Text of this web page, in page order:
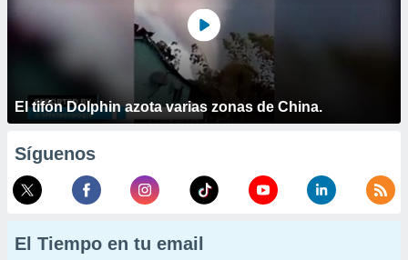
El tifón Dolphin azota varias zonas de China.
Síguenos
El Tiempo en tu email